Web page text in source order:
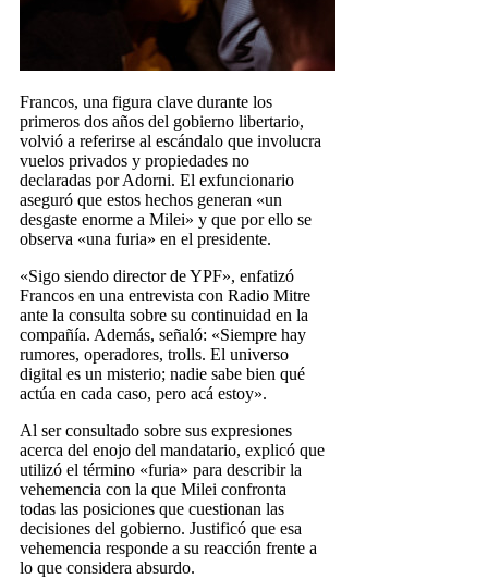
Francos, una figura clave durante los
primeros dos años del gobierno libertario,
volvió a referirse al escándalo que involucra
vuelos privados y propiedades no
declaradas por Adorni. El exfuncionario
aseguró que estos hechos generan «un
desgaste enorme a Milei» y que por ello se
observa «una furia» en el presidente.
«Sigo siendo director de YPF», enfatizó
Francos en una entrevista con Radio Mitre
ante la consulta sobre su continuidad en la
compañía. Además, señaló: «Siempre hay
rumores, operadores, trolls. El universo
digital es un misterio; nadie sabe bien qué
actúa en cada caso, pero acá estoy».
Al ser consultado sobre sus expresiones
acerca del enojo del mandatario, explicó que
utilizó el término «furia» para describir la
vehemencia con la que Milei confronta
todas las posiciones que cuestionan las
decisiones del gobierno. Justificó que esa
vehemencia responde a su reacción frente a
lo que considera absurdo.